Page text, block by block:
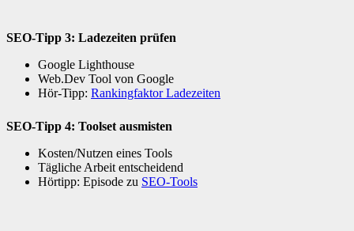
SEO-Tipp 3: Ladezeiten prüfen
Google Lighthouse
Web.Dev Tool von Google
Hör-Tipp: Rankingfaktor Ladezeiten
SEO-Tipp 4: Toolset ausmisten
Kosten/Nutzen eines Tools
Tägliche Arbeit entscheidend
Hörtipp: Episode zu SEO-Tools